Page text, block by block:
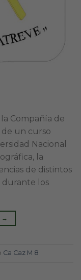
Compañía de
de un curso
Nacional
la
de distintos
durante los
→
Ca Caz M 8